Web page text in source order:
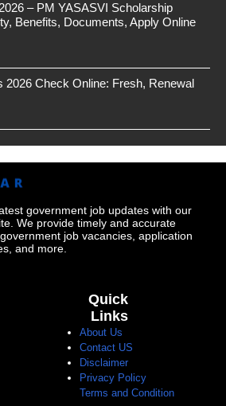
– PM YASASVI Scholarship
Benefits, Documents, Apply Online
2026 Check Online: Fresh, Renewal
government job updates with our
We provide timely and accurate
job vacancies, application
and more.
Quick
Links
About Us
Contact US
Disclaimer
Privacy Policy
Terms and Condition